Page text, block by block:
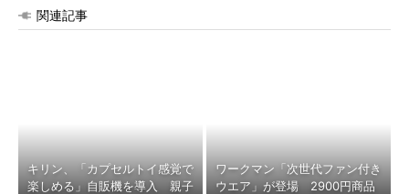
関連記事
キリン、「カプセルトイ感覚で
楽しめる」自販機を導入 親子
ワークマン「次世代ファン付き
ウエア」が登場 2900円商品